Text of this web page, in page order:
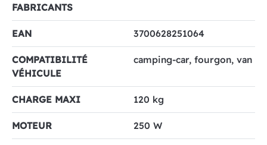
FABRICANTS
EAN 3700628251064
COMPATIBILITÉ
VÉHICULE
camping-car, fourgon, van
CHARGE MAXI 120 kg
MOTEUR 250 W